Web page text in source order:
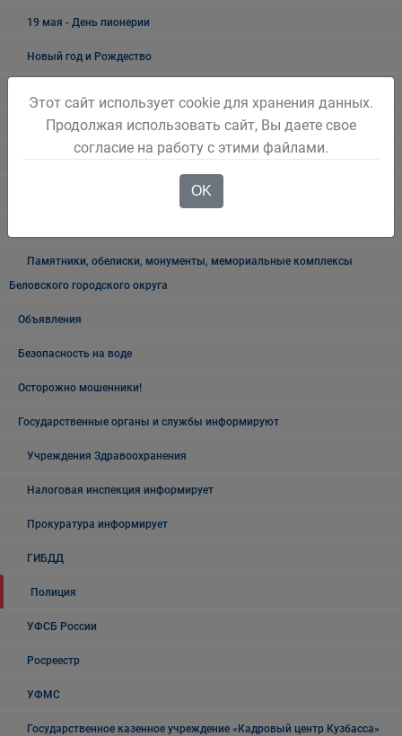
19 мая - День пионерии
Новый год и Рождество
Как живёшь, ветеран?
Памятники, обелиски, монументы, мемориальные комплексы
Беловского городского округа
Объявления
Безопасность на воде
Осторожно мошенники!
Государственные органы и службы информируют
Учреждения Здравоохранения
Налоговая инспекция информирует
Прокуратура информирует
ГИБДД
Полиция
УФСБ России
Росреестр
УФМС
Государственное казенное учреждение «Кадровый центр Кузбасса»
Этот сайт использует cookie для хранения данных.
Продолжая использовать сайт, Вы даете свое
согласие на работу с этими файлами.
OK